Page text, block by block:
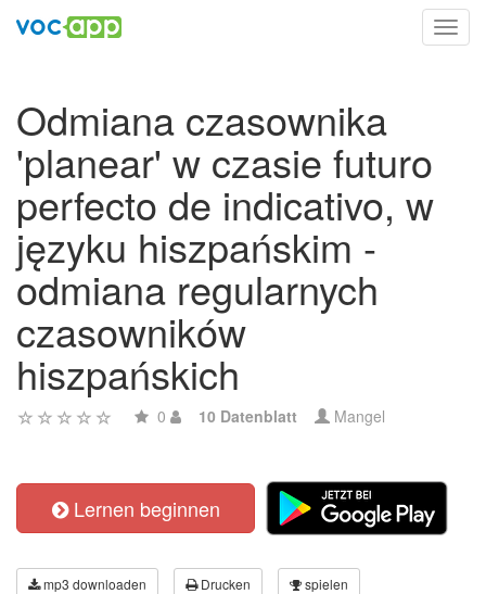
Odmiana czasownika
'planear' w czasie futuro
perfecto de indicativo, w
języku hiszpańskim -
odmiana regularnych
czasowników
hiszpańskich
0 10 Datenblatt Mangel
Lernen beginnen
mp3 downloaden Drucken spielen